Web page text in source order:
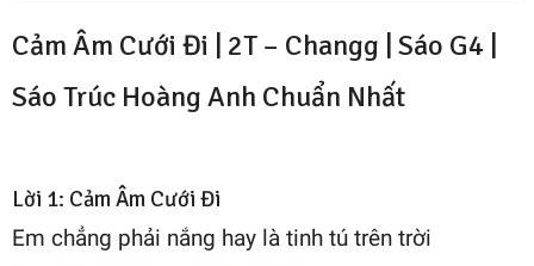
Cảm Âm Cưới Đi | 2T – Changg | Sáo G4 |
Sáo Trúc Hoàng Anh Chuẩn Nhất
Lời 1: Cảm Âm Cưới Đi
Em chẳng phải nắng hay là tinh tú trên trời